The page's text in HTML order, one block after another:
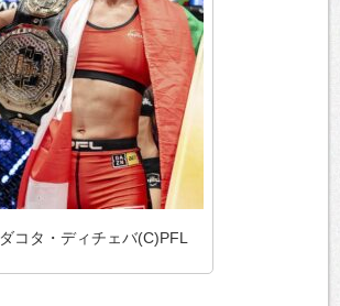
ダコタ・ディチェバ(C)PFL